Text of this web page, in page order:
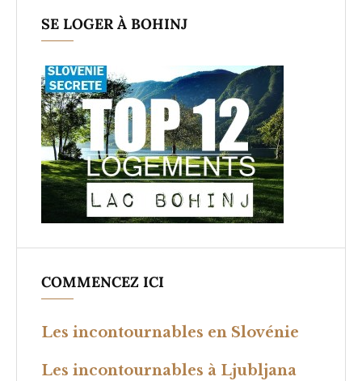
SE LOGER À BOHINJ
COMMENCEZ ICI
Les incontournables en Slovénie
Les incontournables à Ljubljana